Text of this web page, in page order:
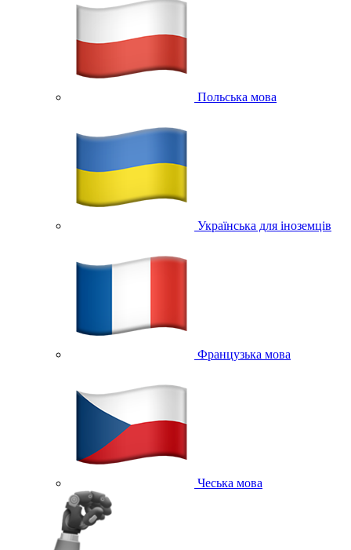
Польська мова
Українська для іноземців
Французька мова
Чеська мова